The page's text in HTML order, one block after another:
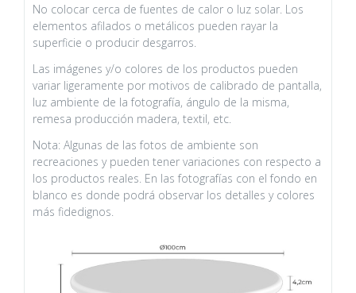
No colocar cerca de fuentes de calor o luz solar. Los
elementos afilados o metálicos pueden rayar la
superficie o producir desgarros.
Las imágenes y/o colores de los productos pueden
variar ligeramente por motivos de calibrado de pantalla,
luz ambiente de la fotografía, ángulo de la misma,
remesa producción madera, textil, etc.
Nota: Algunas de las fotos de ambiente son
recreaciones y pueden tener variaciones con respecto a
los productos reales. En las fotografías con el fondo en
blanco es donde podrá observar los detalles y colores
más fidedignos.